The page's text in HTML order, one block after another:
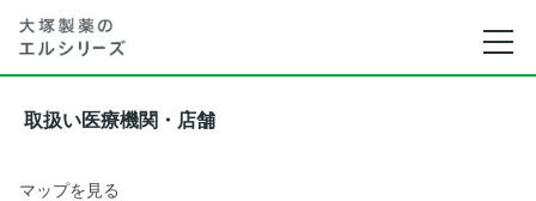
取扱い医療機関・店舗
マップを見る